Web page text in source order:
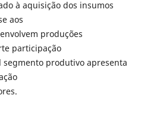
à aquisição dos insumos
aos
produções
participação
produtivo apresenta